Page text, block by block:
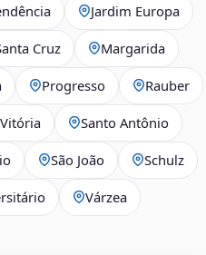
Jardim Europa
Cruz Margarida
Progresso Rauber
Santo Antônio
São João Schulz
Várzea